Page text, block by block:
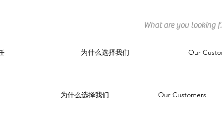
为什么选择我们 Our Customers
为什么选择我们 Our